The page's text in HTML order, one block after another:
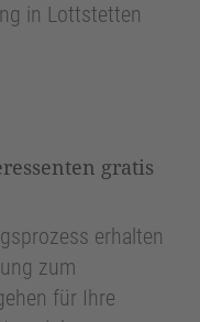
in Lottstetten
gratis
erhalten
zum
für Ihre